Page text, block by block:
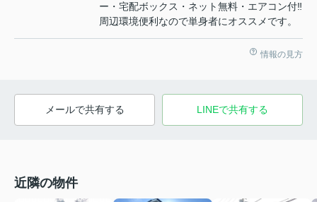
ー・宅配ボックス・ネット無料・エアコン付‼
周辺環境便利なので単身者にオススメです。
情報の見方
メールで共有する LINEで共有する
近隣の物件